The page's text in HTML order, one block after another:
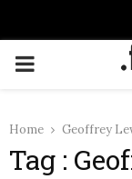
PRIMARY
Home Geoffrey
Tag :